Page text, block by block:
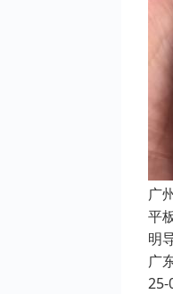
广
平
明
广
25-